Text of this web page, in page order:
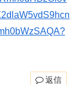
返信